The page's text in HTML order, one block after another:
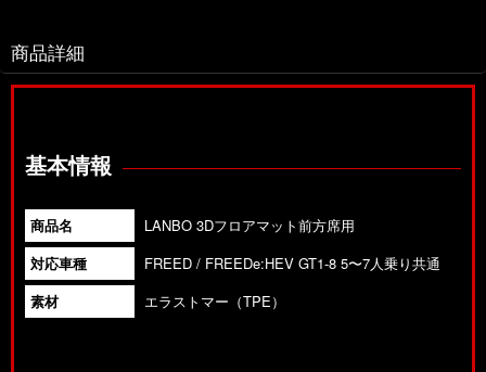
商品詳細
基本情報
商品名
LANBO 3Dフロアマット前方席用
対応車種
FREED / FREEDe:HEV GT1-8 5〜7人乗り共通
素材
エラストマー（TPE）